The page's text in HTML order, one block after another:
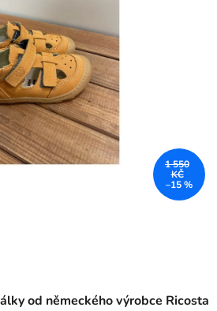
od německého výrobce Ricosta
1 550
KČ
–15 %